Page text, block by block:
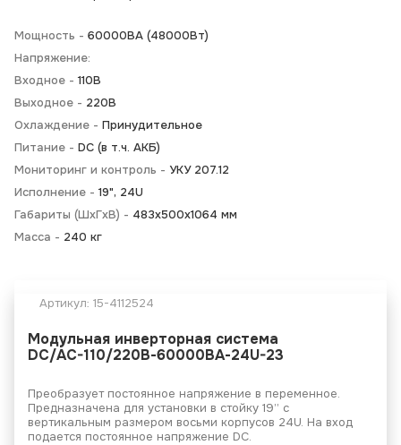
Мощность - 60000ВА (48000Вт)
Напряжение:
Входное - 110В
Выходное - 220В
Охлаждение - Принудительное
Питание - DC (в т.ч. АКБ)
Мониторинг и контроль - УКУ 207.12
Исполнение - 19", 24U
Габариты (ШхГхВ) - 483х500х1064 мм
Масса - 240 кг
Артикул: 15-4112524
Модульная инверторная система
DC/AC-110/220В-60000ВА-24U-23
Преобразует постоянное напряжение в переменное.
Предназначена для установки в стойку 19” с
вертикальным размером восьми корпусов 24U. На вход
подается постоянное напряжение DC.